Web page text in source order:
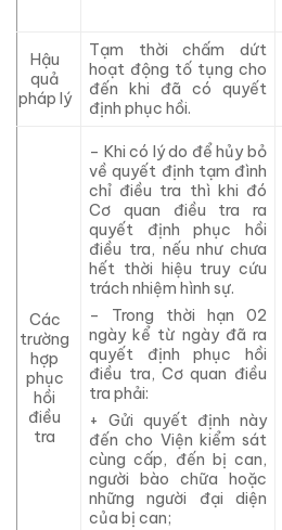
Hậu
quả
pháp lý
Tạm thời chấm dứt
hoạt động tố tụng cho
đến khi đã có quyết
định phục hồi.
Các
trường
hợp
phục
hồi
điều
tra
– Khi có lý do để hủy bỏ
về quyết định tạm đình
chỉ điều tra thì khi đó
Cơ quan điều tra ra
quyết định phục hồi
điều tra, nếu như chưa
hết thời hiệu truy cứu
trách nhiệm hình sự.
– Trong thời hạn 02
ngày kể từ ngày đã ra
quyết định phục hồi
điều tra, Cơ quan điều
tra phải:
+ Gửi quyết định này
đến cho Viện kiểm sát
cùng cấp, đến bị can,
người bào chữa hoặc
những người đại diện
của bị can;